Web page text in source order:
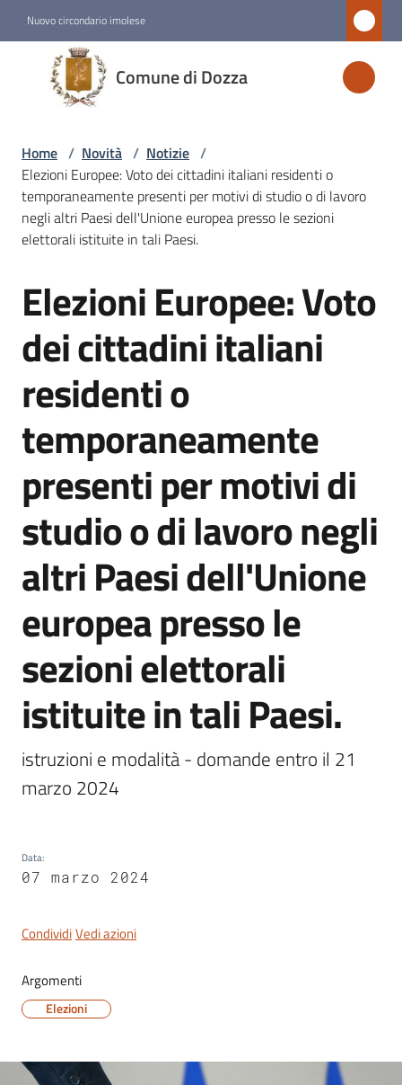
Nuovo circondario imolese
Comune di Dozza
Comune
di
Dozza
Amministrazione
Novità
Servizi
Vivere
Dozza
Servizi
on-
line
Tutti
argomenti
Seguici
su
Home / Novità / Notizie /
Elezioni Europee: Voto dei cittadini italiani residenti o
temporaneamente presenti per motivi di studio o di lavoro
negli altri Paesi dell'Unione europea presso le sezioni
elettorali istituite in tali Paesi.
Salta al contenuto
Elezioni Europee: Voto
dei cittadini italiani
residenti o
temporaneamente
presenti per motivi di
studio o di lavoro negli
altri Paesi dell'Unione
europea presso le
sezioni elettorali
istituite in tali Paesi.
istruzioni e modalità - domande entro il 21
marzo 2024
Data:
07 marzo 2024
CondividiVedi azioni
Argomenti
Elezioni